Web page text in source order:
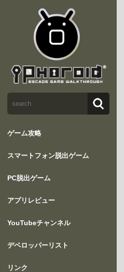
ゲーム攻略
スマートフォン脱出ゲーム
PC脱出ゲーム
アプリレビュー
YouTubeチャンネル
デベロッパーリスト
リンク